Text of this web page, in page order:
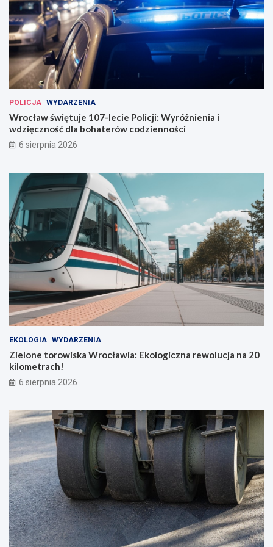
w
e
W
r
o
c
ł
w
i
u
POLICJA WYDARZENIA
Wrocław świętuje 107-lecie Policji: Wyróżnienia i
wdzięczność dla bohaterów codzienności
6 sierpnia 2026
EKOLOGIA WYDARZENIA
Zielone torowiska Wrocławia: Ekologiczna rewolucja na 20
kilometrach!
6 sierpnia 2026